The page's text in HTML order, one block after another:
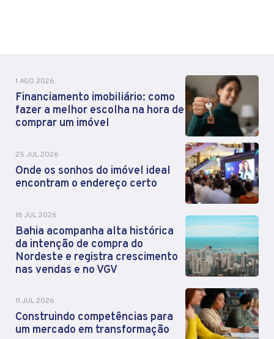
1 AGO 2026
Financiamento imobiliário: como
fazer a melhor escolha na hora de
comprar um imóvel
25 JUL 2026
Onde os sonhos do imóvel ideal
encontram o endereço certo
18 JUL 2026
Bahia acompanha alta histórica
da intenção de compra do
Nordeste e registra crescimento
nas vendas e no VGV
11 JUL 2026
Construindo competências para
um mercado em transformação